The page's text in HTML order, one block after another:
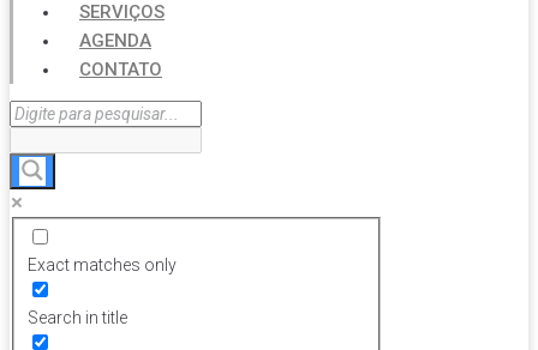
SERVIÇOS
AGENDA
CONTATO
Exact matches only
Search in title